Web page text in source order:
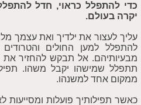
כדי להתפלל כראוי, חדל
יקרה בעולם.
עליך לעצור את ילדיך ואת עצמך
להתפלל למען החולים
מבעיותיהם. אל תבקש להחזיר את
תתפלל שמישהו יקבל משהו.
ממקום אחד למשנהו.
כאשר תפילותיך פועלות ומסייעות